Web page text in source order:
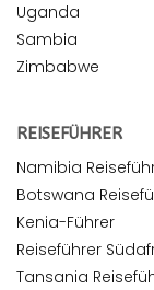
Uganda
Sambia
Zimbabwe
REISEFÜHRER
Namibia
Botswana
Kenia-Führer
Reiseführer
Tansania